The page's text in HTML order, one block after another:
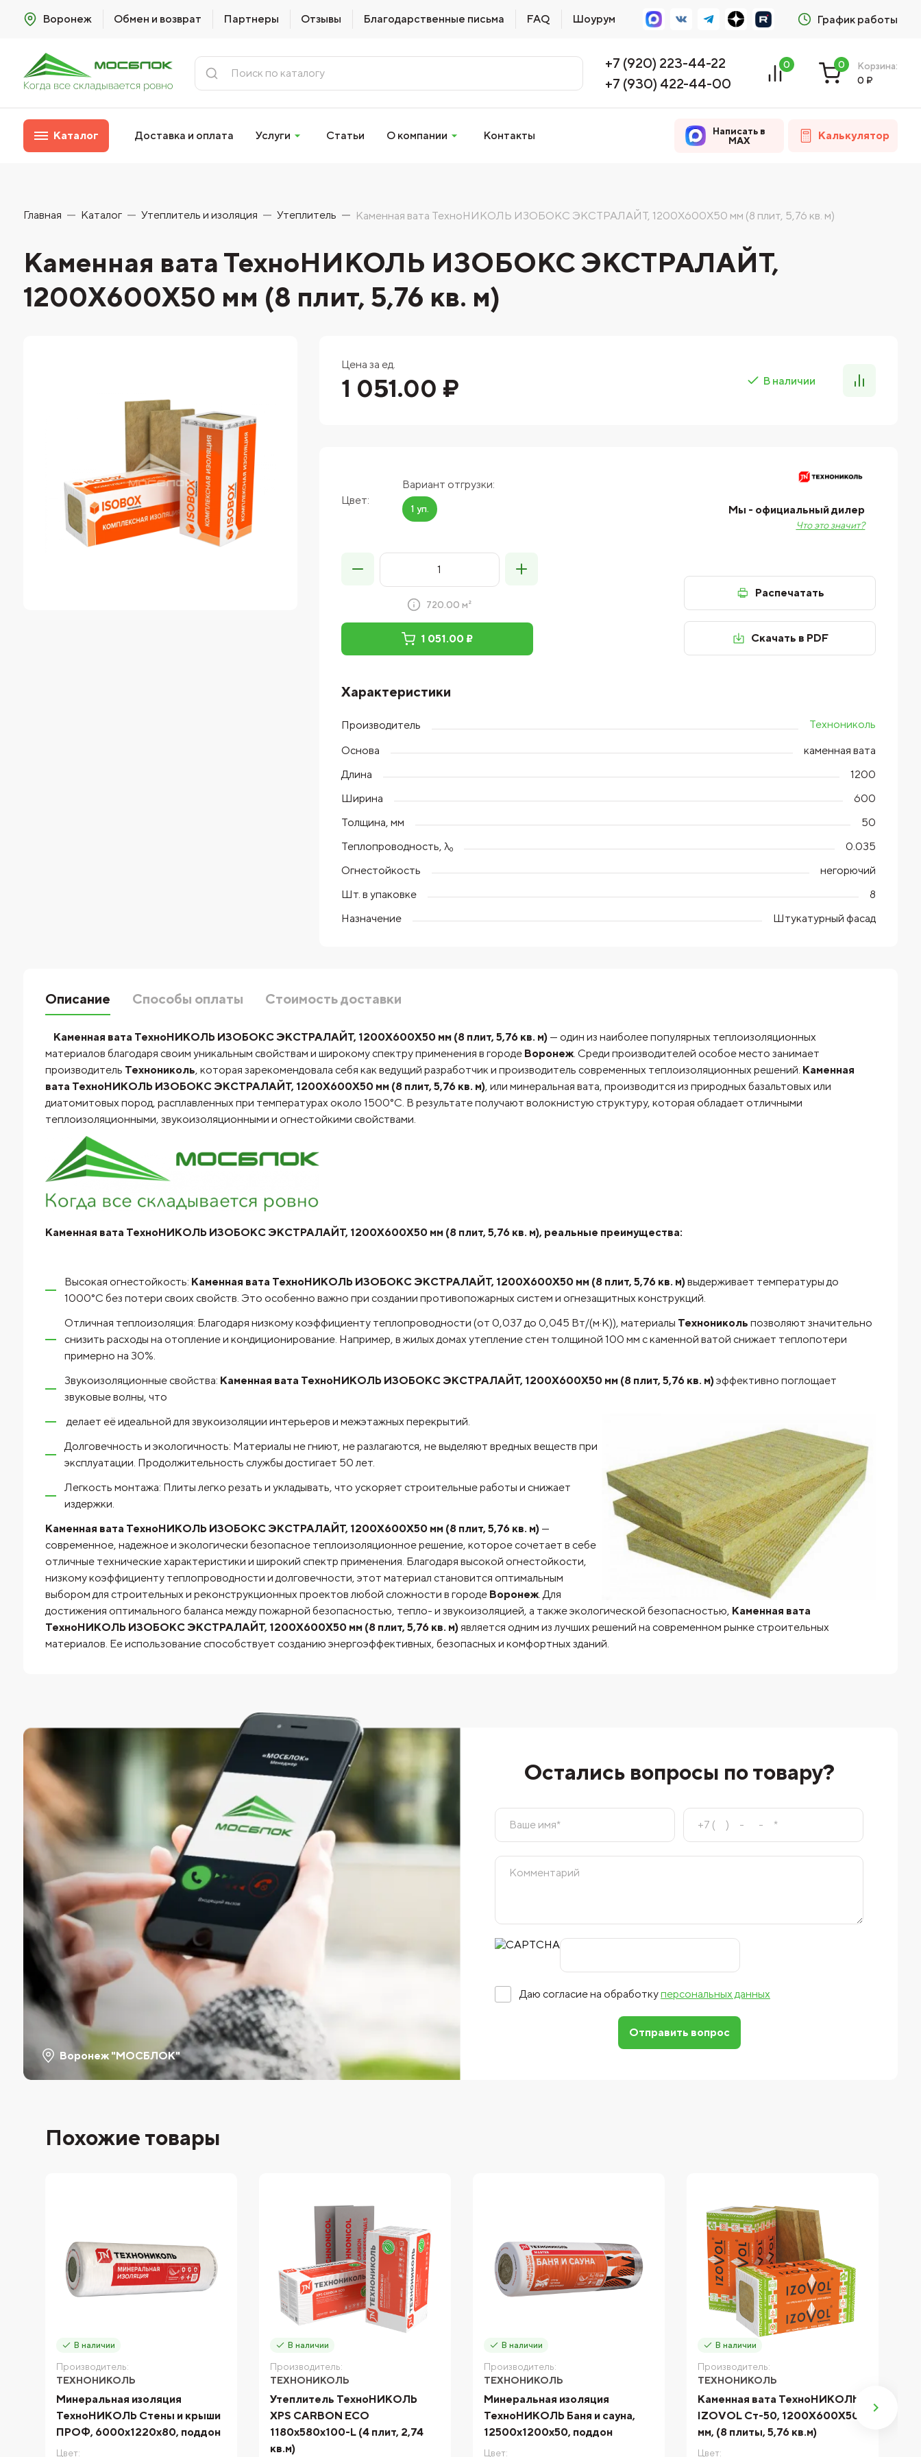
Воронеж Обмен и возврат Партнеры Отзывы Благодарственные письма FAQ Шоурум График работы
+7 (920) 223-44-22
+7 (930) 422-44-00
0 0
Корзина:
0 ₽
Каталог Доставка и оплата Услуги Статьи О компании Контакты
Написать в
MAX
Калькулятор
Главная Каталог Утеплитель и изоляция Утеплитель Каменная вата ТехноНИКОЛЬ ИЗОБОКС ЭКСТРАЛАЙТ, 1200Х600Х50 мм (8 плит, 5,76 кв. м)
Каменная вата ТехноНИКОЛЬ ИЗОБОКС ЭКСТРАЛАЙТ,
1200Х600Х50 мм (8 плит, 5,76 кв. м)
Цена за ед.
1 051.00 ₽ В наличии
Цвет:
Вариант отгрузки:
1 уп. Мы - официальный дилер
Что это значит?
720.00 м²
1 051.00 ₽
Распечатать
Скачать в PDF
Характеристики
Производитель
Технониколь
Основа
каменная вата
Длина
1200
Ширина
600
Толщина, мм
50
Теплопроводность, λ₀
0.035
Огнестойкость
негорючий
Шт. в упаковке
8
Назначение
Штукатурный фасад
Описание Способы оплаты Стоимость доставки
Каменная вата ТехноНИКОЛЬ ИЗОБОКС ЭКСТРАЛАЙТ, 1200Х600Х50 мм (8 плит, 5,76 кв. м)— один из наиболее популярных теплоизоляционных
материалов благодаря своим уникальным свойствам и широкому спектру применения в городе Воронеж. Среди производителей особое место занимает
производитель Технониколь, которая зарекомендовала себя как ведущий разработчик и производитель современных теплоизоляционных решений. Каменная
вата ТехноНИКОЛЬ ИЗОБОКС ЭКСТРАЛАЙТ, 1200Х600Х50 мм (8 плит, 5,76 кв. м), или минеральная вата, производится из природных базальтовых или
диатомитовых пород, расплавленных при температурах около 1500°C. В результате получают волокнистую структуру, которая обладает отличными
теплоизоляционными, звукоизоляционными и огнестойкими свойствами.
Каменная вата ТехноНИКОЛЬ ИЗОБОКС ЭКСТРАЛАЙТ, 1200Х600Х50 мм (8 плит, 5,76 кв. м), реальные преимущества:
Высокая огнестойкость: Каменная вата ТехноНИКОЛЬ ИЗОБОКС ЭКСТРАЛАЙТ, 1200Х600Х50 мм (8 плит, 5,76 кв. м)выдерживает температуры до
1000°C без потери своих свойств. Это особенно важно при создании противопожарных систем и огнезащитных конструкций.
Отличная теплоизоляция: Благодаря низкому коэффициенту теплопроводности (от 0,037 до 0,045 Вт/(м·К)), материалы Технониколь позволяют значительно
снизить расходы на отопление и кондиционирование. Например, в жилых домах утепление стен толщиной 100 мм с каменной ватой снижает теплопотери
примерно на 30%.
Звукоизоляционные свойства: Каменная вата ТехноНИКОЛЬ ИЗОБОКС ЭКСТРАЛАЙТ, 1200Х600Х50 мм (8 плит, 5,76 кв. м)эффективно поглощает
звуковые волны, что
делает её идеальной для звукоизоляции интерьеров и межэтажных перекрытий.
Долговечность и экологичность: Материалы не гниют, не разлагаются, не выделяют вредных веществ при
эксплуатации. Продолжительность службы достигает 50 лет.
Легкость монтажа: Плиты легко резать и укладывать, что ускоряет строительные работы и снижает
издержки.
Каменная вата ТехноНИКОЛЬ ИЗОБОКС ЭКСТРАЛАЙТ, 1200Х600Х50 мм (8 плит, 5,76 кв. м)—
современное, надежное и экологически безопасное теплоизоляционное решение, которое сочетает в себе
отличные технические характеристики и широкий спектр применения. Благодаря высокой огнестойкости,
низкому коэффициенту теплопроводности и долговечности, этот материал становится оптимальным
выбором для строительных и реконструкционных проектов любой сложности в городе Воронеж. Для
достижения оптимального баланса между пожарной безопасностью, тепло- и звукоизоляцией, а также экологической безопасностью, Каменная вата
ТехноНИКОЛЬ ИЗОБОКС ЭКСТРАЛАЙТ, 1200Х600Х50 мм (8 плит, 5,76 кв. м)является одним из лучших решений на современном рынке строительных
материалов. Ее использование способствует созданию энергоэффективных, безопасных и комфортных зданий.
Воронеж "МОСБЛОК"
Остались вопросы по товару?
Даю согласие на обработкуперсональных данных
Отправить вопрос
Похожие товары
В наличии
Производитель:
ТЕХНОНИКОЛЬ
Минеральная изоляция
ТехноНИКОЛЬ Стены и крыши
ПРОФ, 6000x1220x80, поддон
Цвет:
В наличии
Производитель:
ТЕХНОНИКОЛЬ
Утеплитель ТехноНИКОЛЬ
XPS CARBON ECO
1180х580х100-L (4 плит, 2,74
кв.м)
В наличии
Производитель:
ТЕХНОНИКОЛЬ
Минеральная изоляция
ТехноНИКОЛЬ Баня и сауна,
12500x1200x50, поддон
Цвет:
В наличии
Производитель:
ТЕХНОНИКОЛЬ
Каменная вата ТехноНИКОЛЬ
IZOVOL Ст-50, 1200Х600Х50
мм, (8 плиты, 5,76 кв.м)
Цвет: